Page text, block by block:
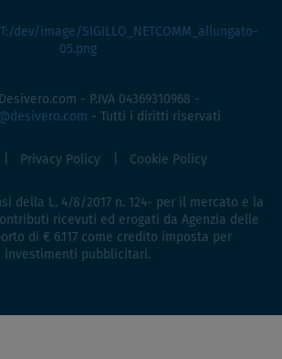
- P.IVA 04369310968 -
- Tutti i diritti riservati
Privacy Policy Cookie Policy
della L. 4/8/2017 n. 124- per il mercato e la
ricevuti ed erogati da Agenzia delle
di € 6.117 come credito imposta per
investimenti pubblicitari.